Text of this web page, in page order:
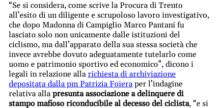
“Se si considera, come scrive la Procura di Trento
all’esito di un diligente e scrupoloso lavoro investigativo,
che dopo Madonna di Campiglio Marco Pantani fu
lasciato solo non unicamente dalle istituzioni del
ciclismo, ma dall’apparato della sua stessa società che
invece avrebbe dovuto adeguatamente tutelarlo come
uomo e patrimonio sportivo ed economico”, dicono i
legali in relazione alla richiesta di archiviazione
depositata dalla pm Patrizia Foiera per l’indagine
relativa alla presunta associazione a delinquere di
stampo mafioso riconducibile al decesso del ciclista, “e si